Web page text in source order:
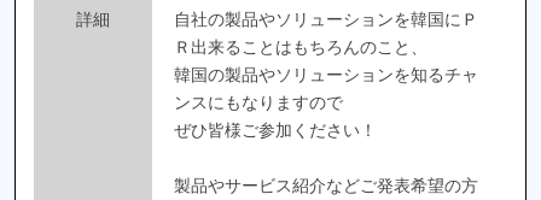
詳細
自社の製品やソリューションを韓国にＰ
Ｒ出来ることはもちろんのこと、
韓国の製品やソリューションを知るチャ
ンスにもなりますので
ぜひ皆様ご参加ください！
製品やサービス紹介などご発表希望の方